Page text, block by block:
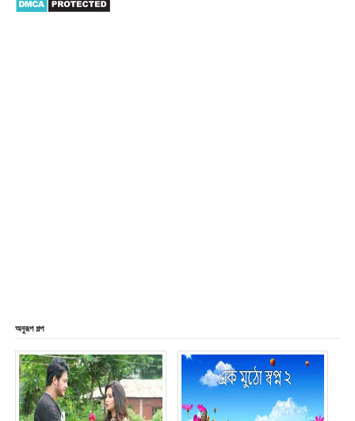
অনুরূপ গল্প